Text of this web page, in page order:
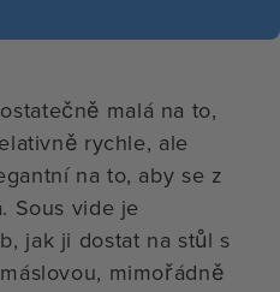
malá na to,
rychle, ale
na to, aby se z
Sous vide je
jak ji dostat na stůl s
mimořádně